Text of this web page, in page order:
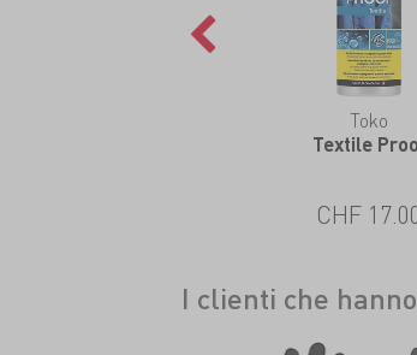
Toko
Textile
CHF
I clienti che